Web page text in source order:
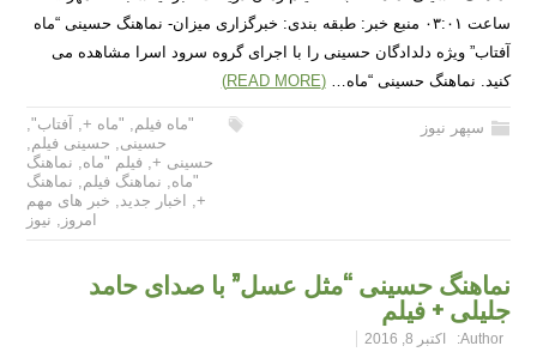
ساعت ۰۳:۰۱ منبع خبر: طبقه بندی: خبرگزاری میزان- نماهنگ حسینی “ماه
آفتاب” ویژه دلدادگان حسینی را با اجرای گروه سرود اسرا مشاهده می
کنید. نماهنگ حسینی “ماه…(READ MORE)
سپهر نیوز "ماه فیلم, "ماه +, آفتاب",
حسینی, حسینی فیلم,
حسینی +, فیلم "ماه, نماهنگ
"ماه, نماهنگ فیلم, نماهنگ
+
, اخبار جدید, خبر های مهم
امروز , نیوز
نماهنگ حسینی “مثل عسل” با صدای حامد
جلیلی + فیلم
Author: اکتبر 8, 2016